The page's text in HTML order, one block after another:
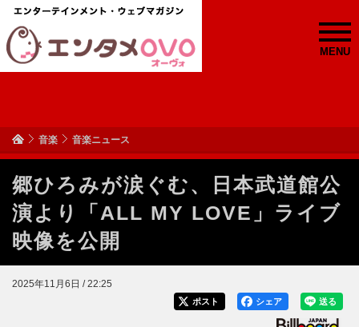
MENU
音楽 音楽ニュース
郷ひろみが涙ぐむ、日本武道館公
演より「ALL MY LOVE」ライブ
映像を公開
2025年11月6日 / 22:25
送る
シェア
ポスト